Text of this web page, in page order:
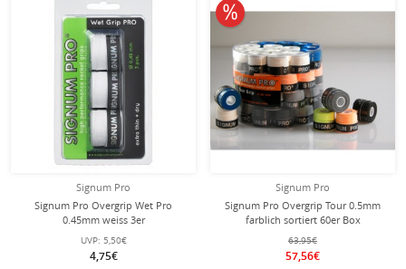
Signum Pro
Signum Pro Overgrip Wet Pro
0.45mm weiss 3er
UVP: 5,50€
4,75€
Signum Pro
Signum Pro Overgrip Tour 0.5mm
farblich sortiert 60er Box
63,95€
57,56€
10% reduziert